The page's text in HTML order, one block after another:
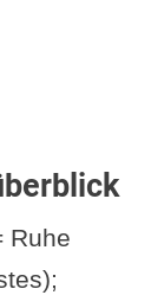
II-26 und
Ruhe